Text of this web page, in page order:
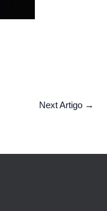
Next Artigo →